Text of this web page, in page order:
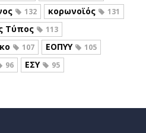
132 κορωνοϊός 131
Τύπος 113
107 ΕΟΠΥΥ 105
96 ΕΣΥ 95